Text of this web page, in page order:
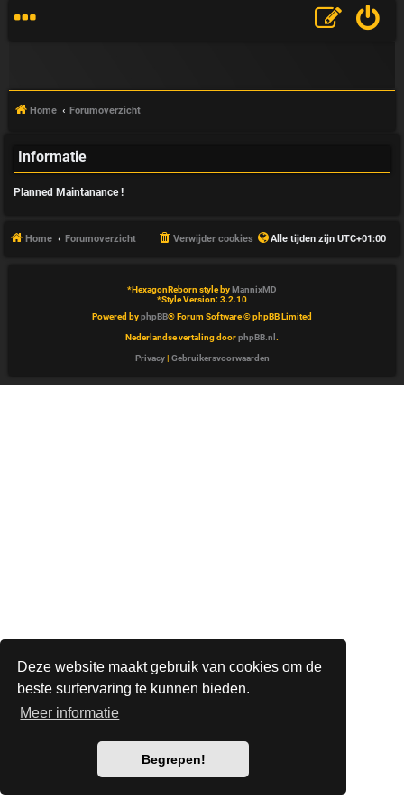
Deze website maakt gebruik van cookies om de
beste surfervaring te kunnen bieden.
Meer informatie
Begrepen!
V
A
Home Forumoverzicht
Informatie
Planned Maintanance !
Home Forumoverzicht Alle tijden zijn UTC+01:00
Verwijder cookies
*HexagonReborn style byMannixMD
*Style Version: 3.2.10
Powered byphpBB® Forum Software © phpBB Limited
Nederlandse vertaling doorphpBB.nl .
Privacy| Gebruikersvoorwaarden